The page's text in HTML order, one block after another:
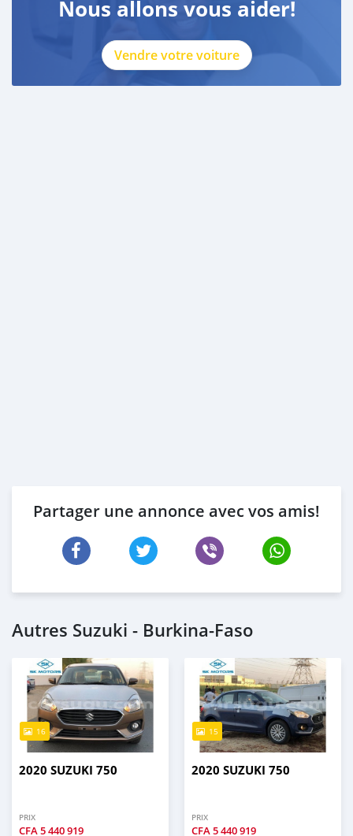
Nous allons vous aider!
Vendre votre voiture
Partager une annonce avec vos amis!
Autres Suzuki - Burkina-Faso
16
2020 SUZUKI 750
PRIX
CFA5 440 919
15
2020 SUZUKI 750
PRIX
CFA5 440 919